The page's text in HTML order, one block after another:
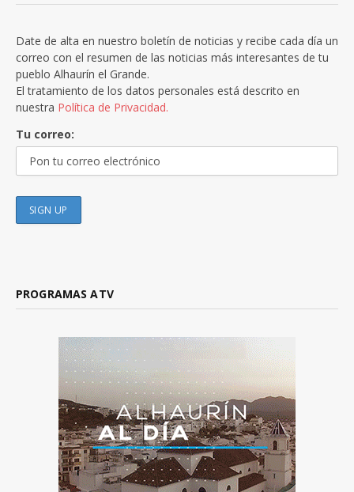
Date de alta en nuestro boletín de noticias y recibe cada día un
correo con el resumen de las noticias más interesantes de tu
pueblo Alhaurín el Grande.
El tratamiento de los datos personales está descrito en
nuestra Política de Privacidad.
Tu correo:
PROGRAMAS ATV